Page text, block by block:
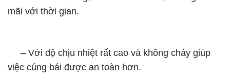
mãi với thời gian.
– Với độ chịu nhiệt rất cao và không cháy giúp
việc cúng bái được an toàn hơn.